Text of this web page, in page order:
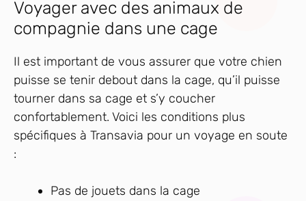
Voyager avec des animaux de
compagnie dans une cage
Il est important de vous assurer que votre chien
puisse se tenir debout dans la cage, qu’il puisse
tourner dans sa cage et s’y coucher
confortablement. Voici les conditions plus
spécifiques à Transavia pour un voyage en soute
:
Pas de jouets dans la cage